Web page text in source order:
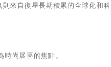
來自復星長期積累的全球化和科
尚展區的焦點。